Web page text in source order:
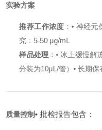
实验方案
推荐工作浓度 ：• 神经元
究：5-50 μg/mL
样品处理 ：• 冰上缓慢解
分装为10μL/管）• 长期
质量控制• 批检报告包含：